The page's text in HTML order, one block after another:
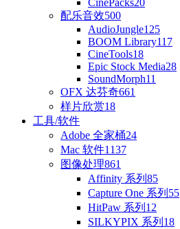
CinePacks20
配乐音效500
AudioJungle125
BOOM Library117
CineTools18
Epic Stock Media28
SoundMorph11
OFX 达芬奇661
样片欣赏18
工具/软件
Adobe 全家桶24
Mac 软件1137
图像处理861
Affinity 系列 85
Capture One 系列 55
HitPaw 系列 12
SILKYPIX 系列 18